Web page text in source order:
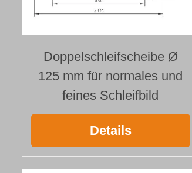
Doppelschleifscheibe Ø
125 mm für normales und
feines Schleifbild
Details